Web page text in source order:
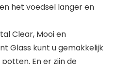
het voedsel langer en
Clear, Mooi en
Glass kunt u gemakkelijk
En er zijn de